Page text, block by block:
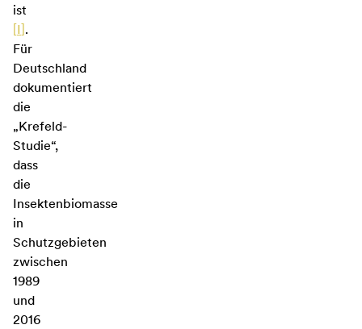
ist
[I].
Für
Deutschland
dokumentiert
die
„Krefeld-
Studie“,
dass
die
Insektenbiomasse
in
Schutzgebieten
zwischen
1989
und
2016